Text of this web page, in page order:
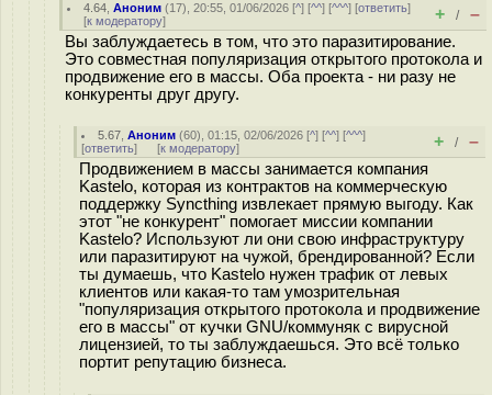
4.64 ,Аноним (17), 20:55, 01/06/2026 [^] [^^] [^^^] [ответить]
[к модератору] + / –
Вы заблуждаетесь в том, что это паразитирование.
Это совместная популяризация открытого протокола и
продвижение его в массы. Оба проекта - ни разу не
конкуренты друг другу.
5.67 ,Аноним (60), 01:15, 02/06/2026 [^] [^^] [^^^]
[ответить] [к модератору] + / –
Продвижением в массы занимается компания
Kastelo, которая из контрактов на коммерческую
поддержку Syncthing извлекает прямую выгоду. Как
этот "не конкурент" помогает миссии компании
Kastelo? Используют ли они свою инфраструктуру
или паразитируют на чужой, брендированной? Если
ты думаешь, что Kastelo нужен трафик от левых
клиентов или какая-то там умозрительная
"популяризация открытого протокола и продвижение
его в массы" от кучки GNU/коммуняк с вирусной
лицензией, то ты заблуждаешься. Это всё только
портит репутацию бизнеса.